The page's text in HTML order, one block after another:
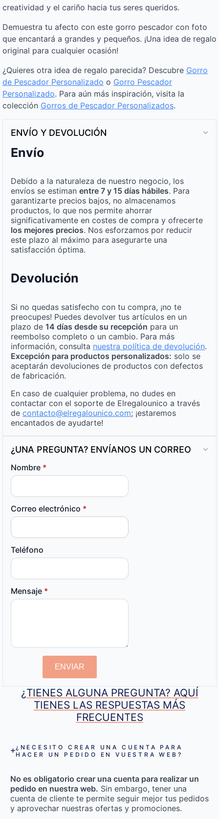
creatividad y el cariño hacia tus seres queridos.
Demuestra tu afecto con este gorro pescador con foto
que encantará a grandes y pequeños. ¡Una idea de regalo
original para cualquier ocasión!
¿Quieres otra idea de regalo parecida? Descubre Gorro
de Pescador Personalizado o Gorro Pescador
Personalizado. Para aún más inspiración, visita la
colección Gorros de Pescador Personalizados.
ENVÍO Y DEVOLUCIÓN
Envío
Debido a la naturaleza de nuestro negocio, los
envíos se estiman entre 7 y 15 días hábiles. Para
garantizarte precios bajos, no almacenamos
productos, lo que nos permite ahorrar
significativamente en costes de compra y ofrecerte
los mejores precios. Nos esforzamos por reducir
este plazo al máximo para asegurarte una
satisfacción óptima.
Devolución
Si no quedas satisfecho con tu compra, ¡no te
preocupes! Puedes devolver tus artículos en un
plazo de 14 días desde su recepción para un
reembolso completo o un cambio. Para más
información, consulta nuestra política de devolución.
Excepción para productos personalizados: solo se
aceptarán devoluciones de productos con defectos
de fabricación.
En caso de cualquier problema, no dudes en
contactar con el soporte de Elregalounico a través
de contacto@elregalounico.com; ¡estaremos
encantados de ayudarte!
¿UNA PREGUNTA? ENVÍANOS UN CORREO
Nombre *
Correo electrónico *
Teléfono
Mensaje *
ENVIAR
¿TIENES ALGUNA PREGUNTA? AQUÍ
TIENES LAS RESPUESTAS MÁS
FRECUENTES
¿NECESITO CREAR UNA CUENTA PARA
HACER UN PEDIDO EN VUESTRA WEB?
No es obligatorio crear una cuenta para realizar un
pedido en nuestra web. Sin embargo, tener una
cuenta de cliente te permite seguir mejor tus pedidos
y aprovechar nuestras ofertas y promociones.